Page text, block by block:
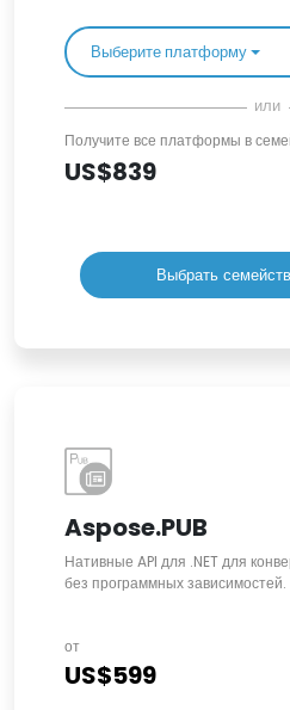
Выберите платформу
или
Получите все платформы в
US$839
Выбрать
Aspose.PUB
Нативные API для .NET для
без программных зависимостей.
от
US$599